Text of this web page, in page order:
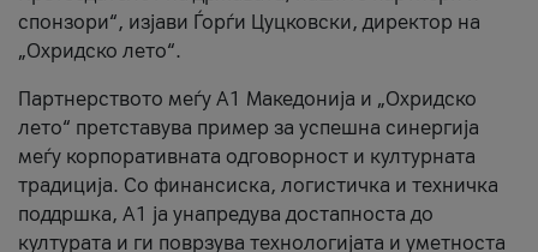
спонзори“, изјави Ѓорѓи Цуцковски, директор на
„Охридско лето“.
Партнерството меѓу A1 Македонија и „Охридско
лето“ претставува пример за успешна синергија
меѓу корпоративната одговорност и културната
традиција. Со финансиска, логистичка и техничка
поддршка, A1 ја унапредува достапноста до
културата и ги поврзува технологијата и уметноста